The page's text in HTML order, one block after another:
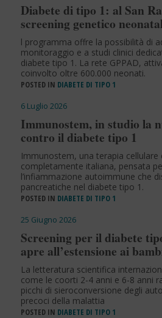
Diabete di tipo 1: al San
screening genetico
l programma offre la possibilità di
monitoraggio e a studi clinici
diabete tipo 1. La rete GPPAD,
coinvolto oltre 600.000 neonati.
POSTED IN DIABETE DI TIPO 1
6 Luglio 2026
Immunostem, in studio la
contro il diabete tipo 1
Immunostem, una terapia cellulare
completamente italiana, pensata
l’infiammazione autoimmune che
pancreatiche nel diabete tipo 1.
POSTED IN DIABETE DI TIPO 1
25 Giugno 2026
Screening per il diabete
apre all’estensione ai
La letteratura scientifica
come le coorti 2-4 anni e 6-8 anni
picchi di sieroconversione degli
precoci della malattia
POSTED IN DIABETE DI TIPO 1